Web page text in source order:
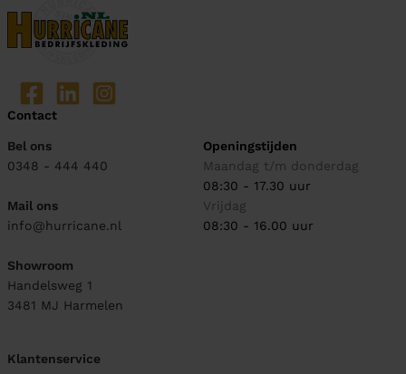
Contact
Bel ons
0348 - 444 440
Mail ons
info@hurricane.nl
Showroom
Handelsweg 1
3481 MJ Harmelen
Openingstijden
Maandag t/m donderdag
08:30 - 17.30 uur
Vrijdag
08:30 - 16.00 uur
Klantenservice